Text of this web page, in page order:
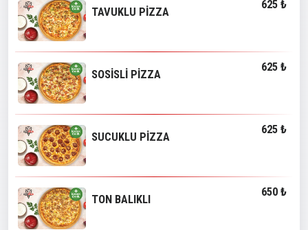
TAVUKLU PİZZA
625 ₺
SOSİSLİ PİZZA
625 ₺
SUCUKLU PİZZA
625 ₺
TON BALIKLI
650 ₺